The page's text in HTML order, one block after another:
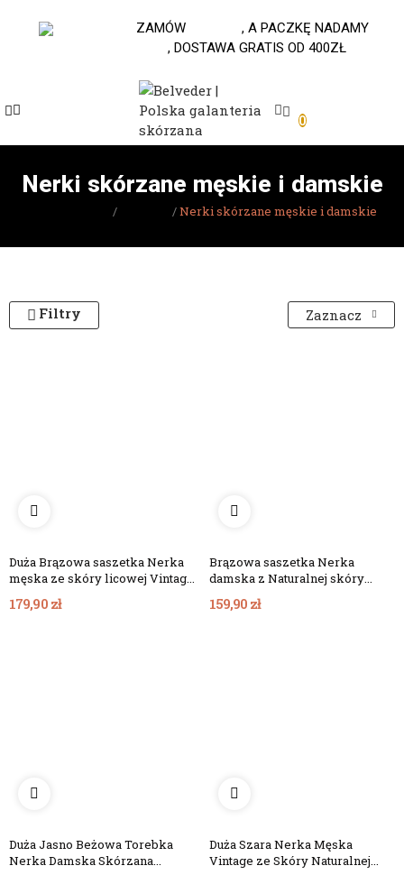
ZAMÓW
, A PACZKĘ NADAMY
, DOSTAWA GRATIS OD 400ZŁ
0
Nerki skórzane męskie i damskie
Nerki skórzane męskie i damskie
Filtry Zaznacz
Duża Brązowa saszetka Nerka
męska ze skóry licowej Vintage
179,90 zł
Brązowa saszetka Nerka
damska z Naturalnej skóry
licowej Vintage B-FB2G
159,90 zł
Duża Jasno Beżowa Torebka
Nerka Damska Skórzana
Duża Szara Nerka Męska
Vintage ze Skóry Naturalnej